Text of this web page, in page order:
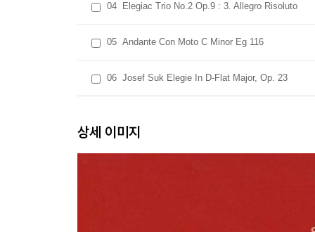
04 Elegiac Trio No.2 Op.9 : 3. Allegro Risoluto
05 Andante Con Moto C Minor Eg 116
06 Josef Suk Elegie In D-Flat Major, Op. 23
상세 이미지